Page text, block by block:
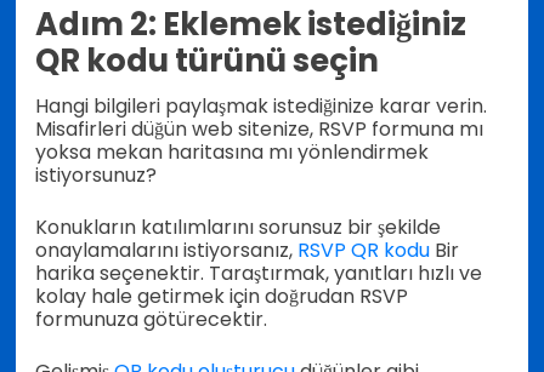
Adım 2: Eklemek istediğiniz
QR kodu türünü seçin
Hangi bilgileri paylaşmak istediğinize karar verin.
Misafirleri düğün web sitenize, RSVP formuna mı
yoksa mekan haritasına mı yönlendirmek
istiyorsunuz?
Konukların katılımlarını sorunsuz bir şekilde
onaylamalarını istiyorsanız, RSVP QR kodu Bir
harika seçenektir. Taraştırmak, yanıtları hızlı ve
kolay hale getirmek için doğrudan RSVP
formunuza götürecektir.